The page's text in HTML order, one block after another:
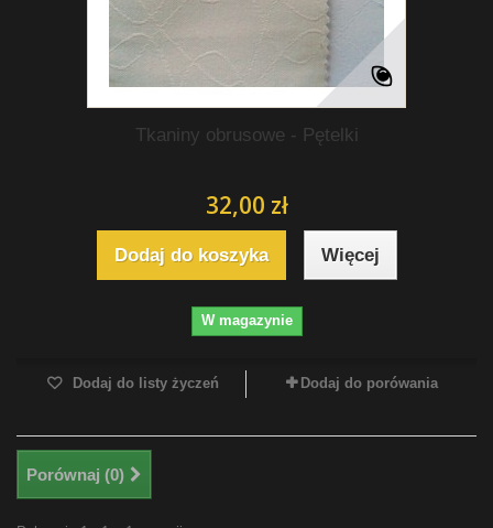
Tkaniny obrusowe - Pętelki
32,00 zł
Dodaj do koszyka Więcej
W magazynie
Dodaj do listy życzeń Dodaj do porówania
Porównaj (0)